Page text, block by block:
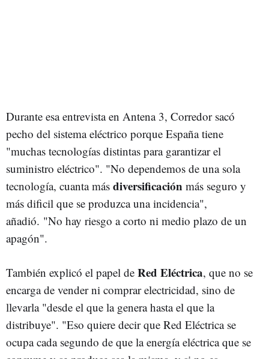
Durante esa entrevista en Antena 3, Corredor sacó
pecho del sistema eléctrico porque España tiene
"muchas tecnologías distintas para garantizar el
suministro eléctrico". "No dependemos de una sola
tecnología, cuanta más diversificación más seguro y
más dificil que se produzca una incidencia",
añadió. "No hay riesgo a corto ni medio plazo de un
apagón".
También explicó el papel de Red Eléctrica, que no se
encarga de vender ni comprar electricidad, sino de
llevarla "desde el que la genera hasta el que la
distribuye". "Eso quiere decir que Red Eléctrica se
ocupa cada segundo de que la energía eléctrica que se